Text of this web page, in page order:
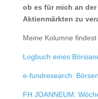
ob es für mich an
Aktienmärkten zu
Meine Kolumne
Logbuch eines
e-fundresearch:
FH JOANNEUM: